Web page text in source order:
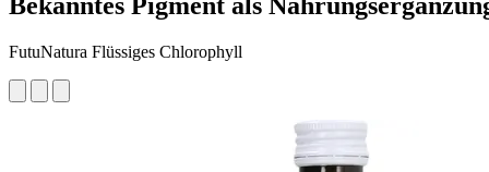
FutuNatura Flüssiges Chlorophyll